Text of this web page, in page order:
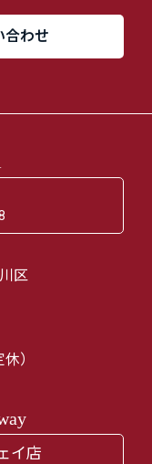
合わせ
区
）
イ店